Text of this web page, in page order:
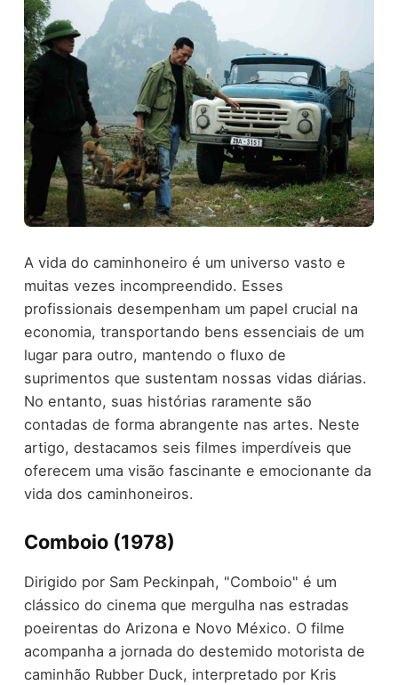
A vida do caminhoneiro é um universo vasto e
muitas vezes incompreendido. Esses
profissionais desempenham um papel crucial na
economia, transportando bens essenciais de um
lugar para outro, mantendo o fluxo de
suprimentos que sustentam nossas vidas diárias.
No entanto, suas histórias raramente são
contadas de forma abrangente nas artes. Neste
artigo, destacamos seis filmes imperdíveis que
oferecem uma visão fascinante e emocionante da
vida dos caminhoneiros.
Comboio (1978)
Dirigido por Sam Peckinpah, "Comboio" é um
clássico do cinema que mergulha nas estradas
poeirentas do Arizona e Novo México. O filme
acompanha a jornada do destemido motorista de
caminhão Rubber Duck, interpretado por Kris